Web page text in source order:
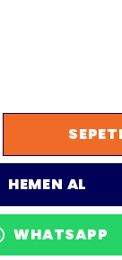
HEMEN AL
WHATSAPP